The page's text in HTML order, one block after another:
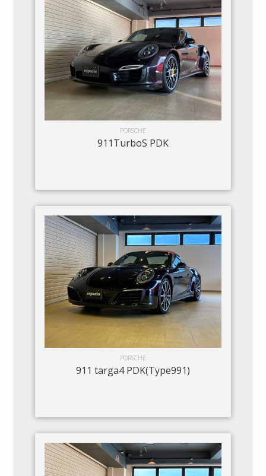
PORSCHE
911TurboS PDK
PORSCHE
911 targa4 PDK(Type991)